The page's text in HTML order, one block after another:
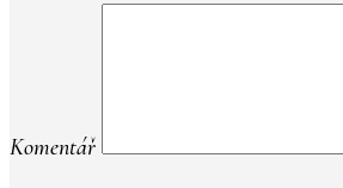
Komentář